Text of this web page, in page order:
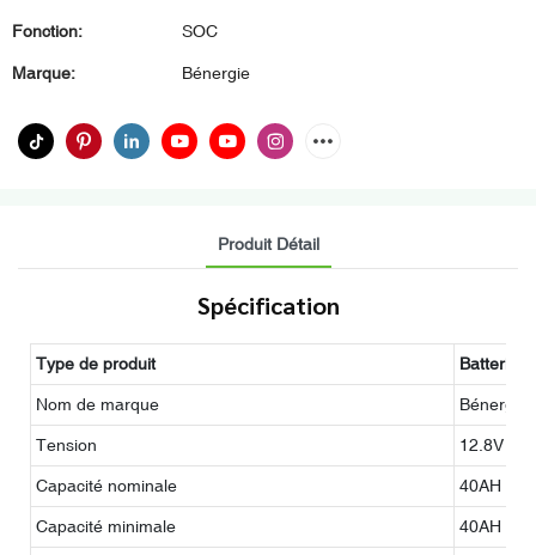
Fonction: SOC
Marque: Bénergie
Produit Détail
Spécification
Type de produit Batterie
Nom de marque Bénergie
Tension 12.8V
Capacité nominale 40AH
Capacité minimale 40AH